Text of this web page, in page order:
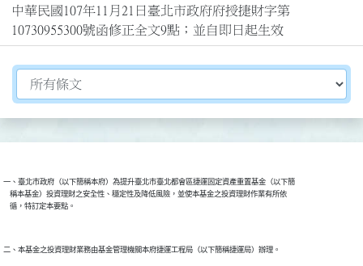
中華民國107年11月21日臺北市政府府授捷財字第
10730955300號函修正全文9點；並自即日起生效
切換選擇法規資訊內容
一、臺北市政府（以下簡稱本府）為提升臺北市臺北都會區捷運固定資產重置基金（以下簡
    稱本基金）投資理財之安全性、穩定性及降低風險，並使本基金之投資理財作業有所依